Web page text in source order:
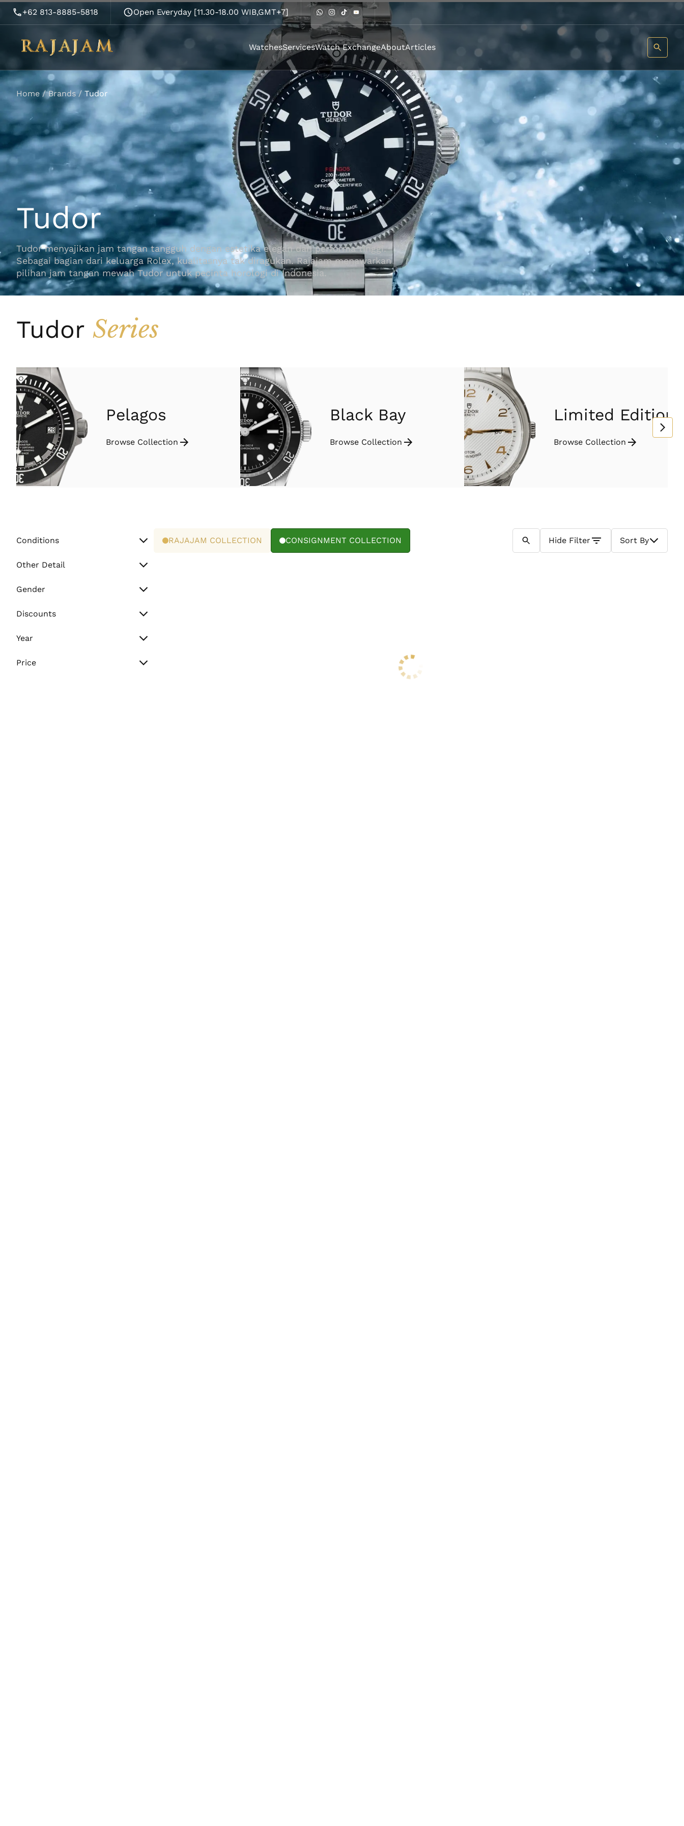
+62 813-8885-5818 Open Everyday [11.30-18.00 WIB,GMT+7]
WatchesServicesWatch ExchangeAboutArticles
Home /Brands /Tudor
Tudor
Tudor menyajikan jam tangan tangguh dengan estetika elegan dan performa tinggi.
Sebagai bagian dari keluarga Rolex, kualitasnya tak diragukan. Rajajam menawarkan
pilihan jam tangan mewah Tudor untuk pecinta horologi di Indonesia.
Tudor Series
Pelagos
Browse Collection
Black Bay
Browse Collection
Limited Edition
Browse Collection
Conditions
Unworn
Other Detail
Watch Only
Gender
Men
Discounts
Sale
Year
Vintage (Before 2000)
Price
RAJAJAM COLLECTION CONSIGNMENT COLLECTION Hide Filter Sort By